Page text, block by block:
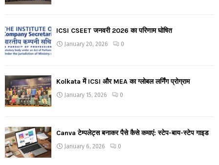
ICSI CSEET जनवरी 2026 का परिणाम घोषित
January 20, 2026 0
Kolkata में ICSI और MEA का ग्लोबल लर्निंग प्रोग्राम
January 15, 2026 0
Canva टेम्पलेट्स बनाकर पैसे कैसे कमाएं: स्टेप-बाय-स्टेप गाइड
January 6, 2026 0